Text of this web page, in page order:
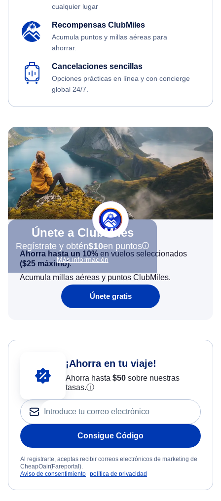
cualquier lugar
Recompensas ClubMiles
Acumula puntos y millas aéreas para
ahorrar.
Cancelaciones sencillas
Opciones prácticas en línea y con concierge
global 24/7.
Únete a ClubMiles
Regístrate y obtén$10en puntos
Más información
Ahorra hasta un 10% en vuelos seleccionados
($25 máximo).
Acumula millas aéreas y puntos ClubMiles.
Únete gratis
¡Ahorra en tu viaje!
Ahorra hasta $50sobre nuestras
tasas.ⓘ
Consigue Código
Al registrarte, aceptas recibir correos electrónicos de marketing de
CheapOair(Fareportal).
Aviso de consentimiento política de privacidad